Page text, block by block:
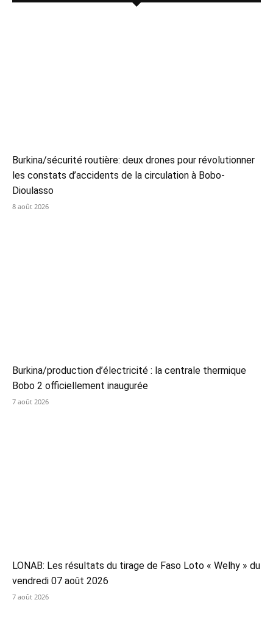
Burkina/sécurité routière: deux drones pour révolutionner
les constats d’accidents de la circulation à Bobo-
Dioulasso
8 août 2026
Burkina/production d’électricité : la centrale thermique
Bobo 2 officiellement inaugurée
7 août 2026
LONAB: Les résultats du tirage de Faso Loto « Welhy » du
vendredi 07 août 2026
7 août 2026